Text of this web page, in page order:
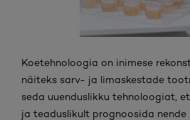
Koetehnoloogia on inimese
näiteks sarv- ja limaskestade
seda uuenduslikku tehnoloogiat,
ja teaduslikult prognoosida nende